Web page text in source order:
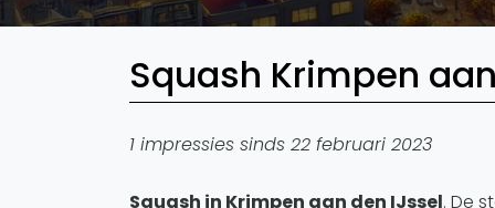
Reserveringssystemen
Podcasts
Alles
Squash Krimpen
1 impressies sinds 22 februari 2023
Squash in Krimpen aan den IJssel. De